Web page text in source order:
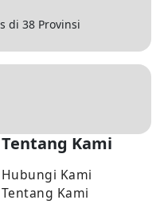
di 38 Provinsi
Tentang Kami
Hubungi Kami
Tentang Kami